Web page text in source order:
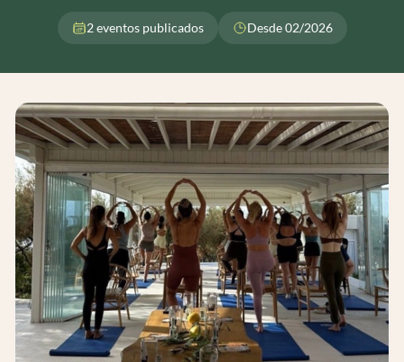
2 eventos publicados Desde 02/2026